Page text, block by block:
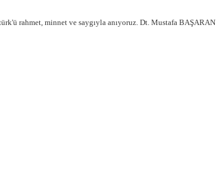
rahmet, minnet ve saygıyla anıyoruz. Dt. Mustafa BAŞARAN